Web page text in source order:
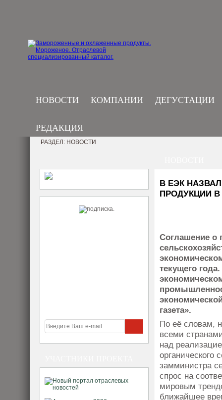
НОВОСТИ КОМПАНИИ ДЕГУСТАЦИИ
РЕДАКЦИЯ
РАЗДЕЛ: НОВОСТИ
В ЕЭК
ПРОДУКЦИИ
Соглашение о
текущего
газета».
По её словам,
всеми
над
органического
замминистра
спрос на
мировым
ближайшее